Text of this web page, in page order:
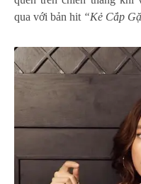
qua với bản hit “Kẻ Cắp